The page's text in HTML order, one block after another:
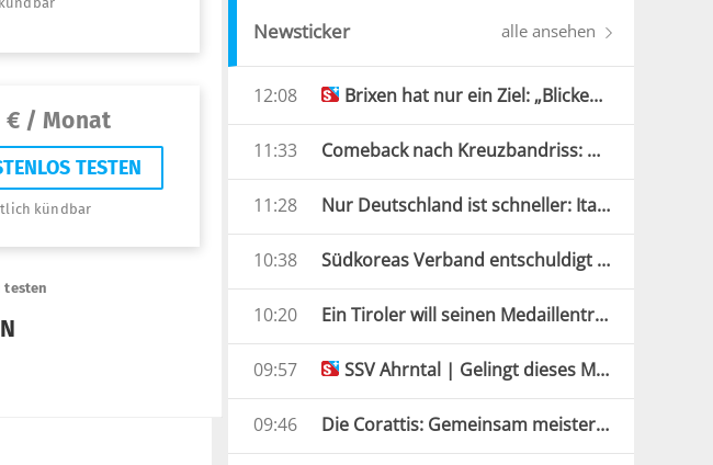
Newsticker alle ansehen
12:08 Brixen hat nur ein Ziel: „Blicken nicht in die Vergangenheit“
11:33 Comeback nach Kreuzbandriss: ÖSV-Star kann wieder lachen
11:28 Nur Deutschland ist schneller: Italien erobert Mixed-Silber
10:38 Südkoreas Verband entschuldigt sich im Sex-Massagen-Skandal
10:20 Ein Tiroler will seinen Medaillentraum wiederholen
09:57 SSV Ahrntal | Gelingt dieses Mal auch der Start?
09:46 Die Corattis: Gemeinsam meistern sie jedes Schicksal